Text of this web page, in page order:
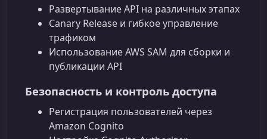
Развертывание API на различных этапах
Canary Release и гибкое управление
трафиком
Использование AWS SAM для сборки и
публикации API
Безопасность и контроль доступа
Регистрация пользователей через
Amazon Cognito